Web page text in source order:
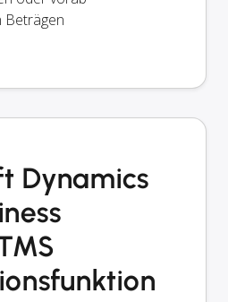
Beträgen
Dynamics